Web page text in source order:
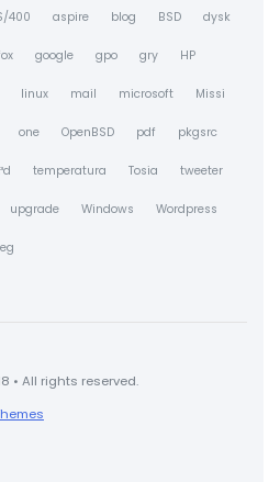
400 aspire blog BSD dysk
google gpo gry HP
linux mail microsoft Missi
one OpenBSD pdf pkgsrc
temperatura Tosia tweeter
upgrade Windows Wordpress
• All rights reserved.